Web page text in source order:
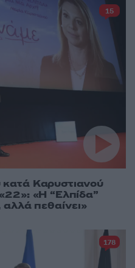
Καρυστιανού
«Η “Ελπίδα”
αλλά πεθαίνει»
15
178